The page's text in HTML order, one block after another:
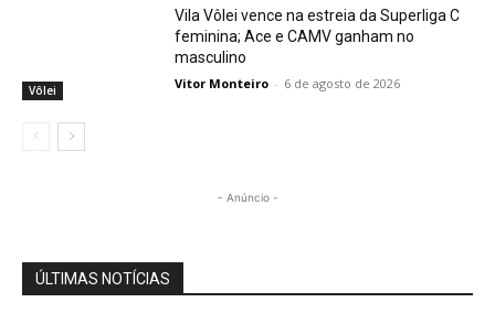
Vôlei
Vila Vôlei vence na estreia da Superliga C
feminina; Ace e CAMV ganham no
masculino
Vitor Monteiro - 6 de agosto de 2026
- Anúncio -
ÚLTIMAS NOTÍCIAS